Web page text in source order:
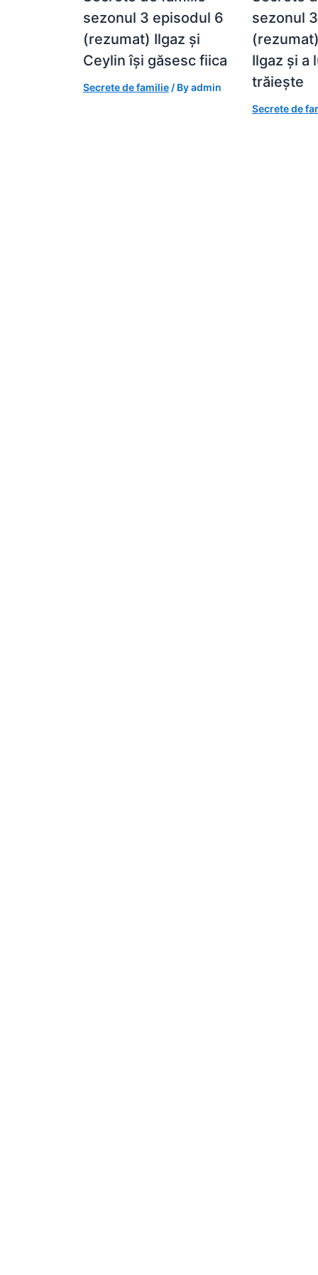
sezonul 3 episodul 6
(rezumat) Ilgaz și
Ceylin își găsesc fiica
Secrete de familie / Byadmin
sezonul
Ilgaz și a
trăiește
Secrete de